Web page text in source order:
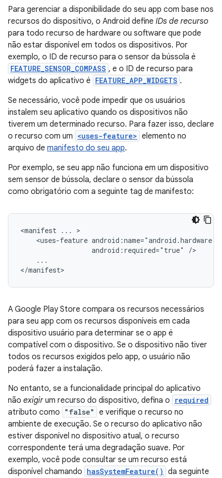
Para gerenciar a disponibilidade do seu app com base nos
recursos do dispositivo, o Android define IDs de recurso
para todo recurso de hardware ou software que pode
não estar disponível em todos os dispositivos. Por
exemplo, o ID de recurso para o sensor da bússola é
FEATURE_SENSOR_COMPASS , e o ID de recurso para
widgets do aplicativo é FEATURE_APP_WIDGETS .
Se necessário, você pode impedir que os usuários
instalem seu aplicativo quando os dispositivos não
tiverem um determinado recurso. Para fazer isso, declare
o recurso com um <uses-feature> elemento no
arquivo de manifesto do seu app.
Por exemplo, se seu app não funciona em um dispositivo
sem sensor de bússola, declare o sensor da bússola
como obrigatório com a seguinte tag de manifesto:
<manifest ...
<uses-feature
android:required="true"
...
</manifest>
A Google Play Store compara os recursos necessários
para seu app com os recursos disponíveis em cada
dispositivo usuário para determinar se o app é
compatível com o dispositivo. Se o dispositivo não tiver
todos os recursos exigidos pelo app, o usuário não
poderá fazer a instalação.
No entanto, se a funcionalidade principal do aplicativo
não exigirum recurso do dispositivo, defina o required
atributo como "false"
e verifique o recurso no
ambiente de execução. Se o recurso do aplicativo não
estiver disponível no dispositivo atual, o recurso
correspondente terá uma degradação suave. Por
exemplo, você pode consultar se um recurso está
disponível chamando hasSystemFeature() da seguinte